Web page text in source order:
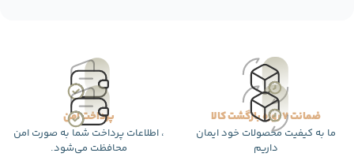
ضمانت 7 روزه بازگشت کالا
ما به کیفیت محصولات خود ایمان
داریم
پرداخت امن
، اطلاعات پرداخت شما به صورت امن
محافظت می‌شود.